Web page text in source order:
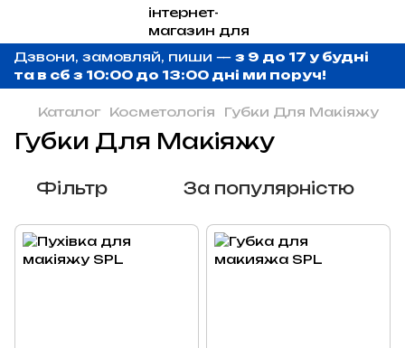
Дзвони, замовляй, пиши — з 9 до 17 у будні
та в сб з 10:00 до 13:00 дні ми поруч!
Каталог Косметологія Губки Для Макіяжу
Губки Для Макіяжу
Фільтр За популярністю